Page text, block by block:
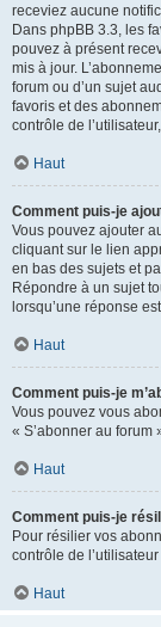
receviez aucune
Dans phpBB 3.3, les
pouvez à présent
mis à jour.
forum ou d’un sujet
favoris et des
contrôle de
Haut
Comment puis-je
Vous pouvez ajouter
cliquant sur le lien
en bas des sujets et
Répondre à un sujet
lorsqu’une réponse
Haut
Comment puis-je
Vous pouvez vous
« S’abonner au forum
Haut
Comment puis-je
Pour résilier vos
contrôle de
Haut